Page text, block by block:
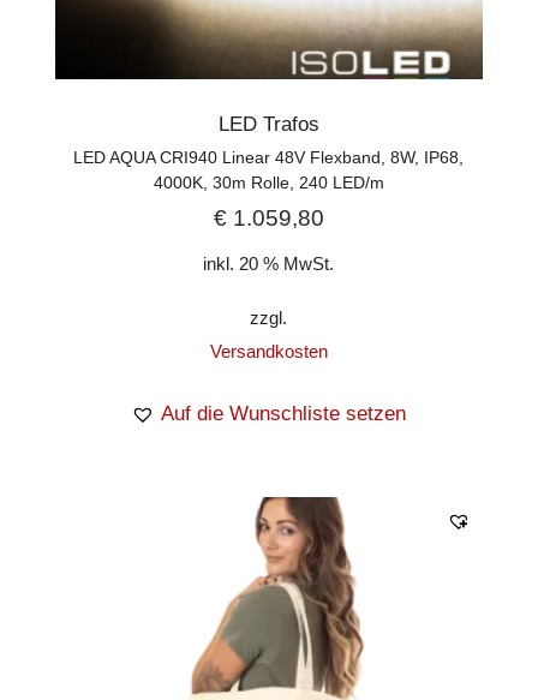
LED Trafos
LED AQUA CRI940 Linear 48V Flexband, 8W, IP68,
4000K, 30m Rolle, 240 LED/m
€1.059,80
inkl. 20 % MwSt.
zzgl.
Versandkosten
Auf die Wunschliste setzen